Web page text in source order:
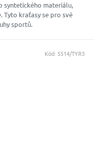
syntetického materiálu,
Tyto kraťasy se pro své
sportů.
Kód: 5514/TYR3